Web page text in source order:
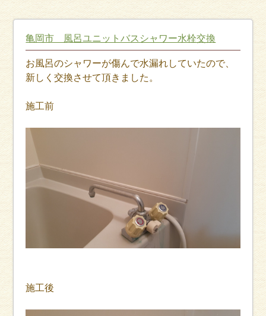
亀岡市 風呂ユニットバスシャワー水栓交換
お風呂のシャワーが傷んで水漏れしていたので、
新しく交換させて頂きました。
施工前
施工後